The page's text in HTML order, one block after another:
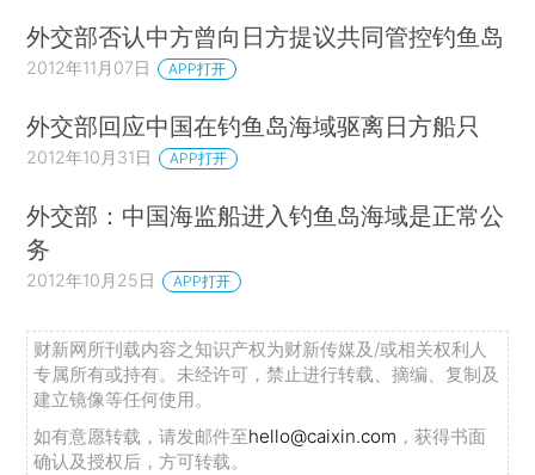
外交部否认中方曾向日方提议共同管控钓鱼岛
2012年11月07日 APP打开
外交部回应中国在钓鱼岛海域驱离日方船只
2012年10月31日 APP打开
外交部：中国海监船进入钓鱼岛海域是正常公
务
2012年10月25日 APP打开
财新网所刊载内容之知识产权为财新传媒及/或相关权利人
专属所有或持有。未经许可，禁止进行转载、摘编、复制及
建立镜像等任何使用。
如有意愿转载，请发邮件至hello@caixin.com ，获得书面
确认及授权后，方可转载。